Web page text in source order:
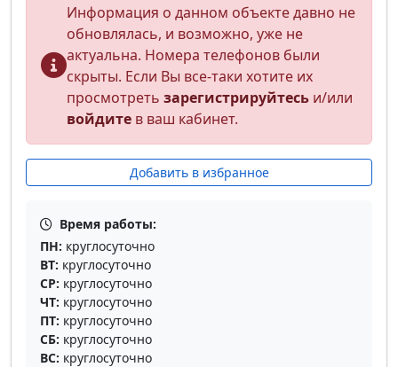
Информация о данном объекте давно не
обновлялась, и возможно, уже не
актуальна. Номера телефонов были
скрыты. Если Вы все-таки хотите их
просмотреть зарегистрируйтесь и/или
войдите в ваш кабинет.
Добавить в избранное
Время работы:
ПН: круглосуточно
ВТ: круглосуточно
СР: круглосуточно
ЧТ: круглосуточно
ПТ: круглосуточно
СБ: круглосуточно
ВС: круглосуточно